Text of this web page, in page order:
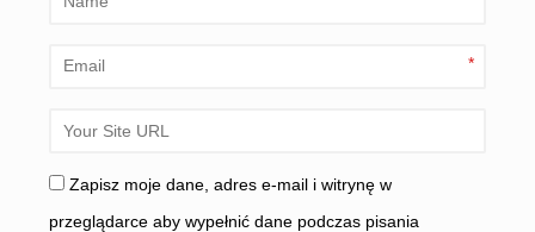
*
Zapisz moje dane, adres e-mail i witrynę w
przeglądarce aby wypełnić dane podczas pisania